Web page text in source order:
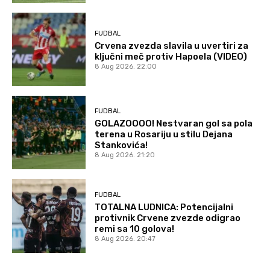
FUDBAL
Crvena zvezda slavila u uvertiri za
ključni meč protiv Hapoela (VIDEO)
8 Aug 2026. 22:00
FUDBAL
GOLAZOOOO! Nestvaran gol sa pola
terena u Rosariju u stilu Dejana
Stankovića!
8 Aug 2026. 21:20
FUDBAL
TOTALNA LUDNICA: Potencijalni
protivnik Crvene zvezde odigrao
remi sa 10 golova!
8 Aug 2026. 20:47